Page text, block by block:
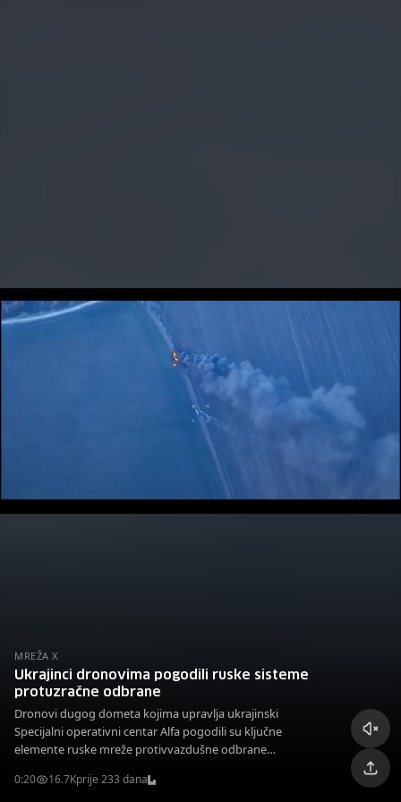
MREŽA X
Ukrajinci dronovima pogodili ruske sisteme
protuzračne odbrane
Dronovi dugog dometa kojima upravlja ukrajinski
Specijalni operativni centar Alfa pogodili su ključne
elemente ruske mreže protivvazdušne odbrane
0:20 16.7Kprije 233 dana